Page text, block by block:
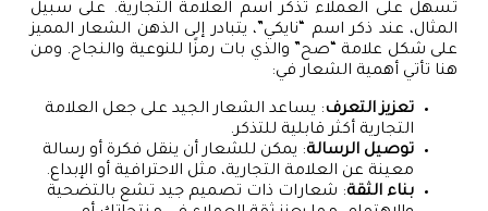
تسهل على العملاء تذكر اسم العلامة التجارية. على سبيل
المثال، عند ذكر اسم “نايكي”، يتبادر إلى الذهن الشعار المميز
على شكل علامة “صح” والذي بات رمزًا للنوعية والنجاح. ومن
هنا تأتي أهمية الشعار في:
تعزيز التعرف: يساعد الشعار الجيد على جعل العلامة
التجارية أكثر قابلية للتذكر.
توصيل الرسالة: يمكن للشعار أن ينقل فكرة أو رسالة
معينة عن العلامة التجارية، مثل الاحترافية أو الإبداع.
بناء الثقة: شعارات ذات تصميم جيد تشع بالتضحية